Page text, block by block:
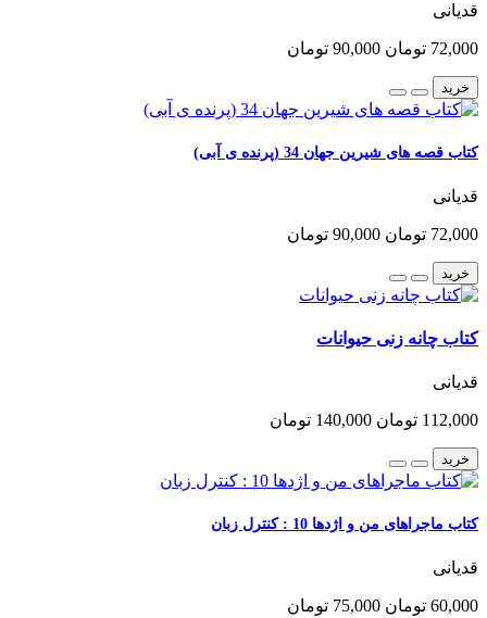
قدیانی
72,000 تومان 90,000 تومان
خرید
کتاب قصه های شیرین جهان 34 (پرنده ی آبی)
قدیانی
72,000 تومان 90,000 تومان
خرید
کتاب چانه زنی حیوانات
قدیانی
112,000 تومان 140,000 تومان
خرید
کتاب ماجراهای من و اژدها 10 : کنترل زبان
قدیانی
60,000 تومان 75,000 تومان